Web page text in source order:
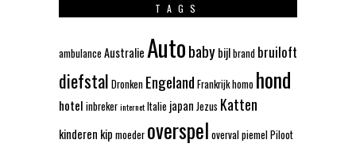
TAGS
ambulance Australie Autobabybijlbrand bruiloft
diefstal Dronken Engeland Frankrijkhomo hond
hotel inbrekerinternetItalie japan Jezus Katten
kinderen kip moeder overspel overvalpiemelPiloot